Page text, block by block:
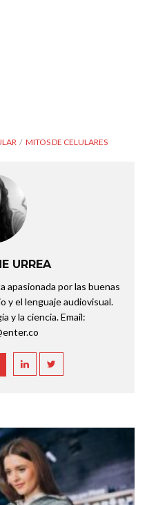
MITOS DE CELULARES
URREA
apasionada por las buenas
y el lenguaje audiovisual.
y la ciencia. Email: